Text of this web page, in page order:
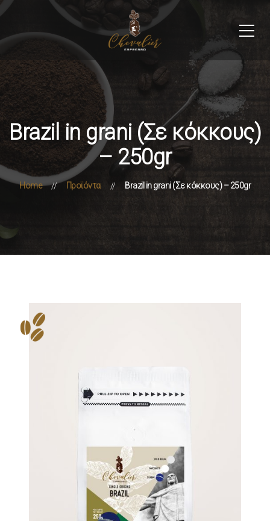
Brazil in grani (Σε κόκκους)
– 250gr
Home Προϊόντα Brazil in grani (Σε κόκκους) – 250gr